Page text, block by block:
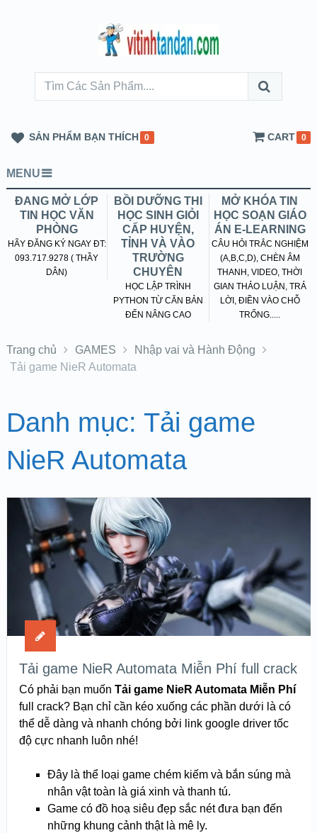
SẢN PHẨM BẠN THÍCH 0 CART 0
MENU
ĐANG MỞ LỚP
TIN HỌC VĂN
PHÒNG
HÃY ĐĂNG KÝ NGAY ĐT:
093.717.9278 ( THẦY
DÂN)
BỒI DƯỠNG THI
HỌC SINH GIỎI
CẤP HUYỆN,
TỈNH VÀ VÀO
TRƯỜNG
CHUYÊN
HỌC LẬP TRÌNH
PYTHON TỪ CĂN BẢN
ĐẾN NÂNG CAO
MỞ KHÓA TIN
HỌC SOẠN GIÁO
ÁN E-LEARNING
CÂU HỎI TRẮC NGHIỆM
(A,B,C,D), CHÈN ÂM
THANH, VIDEO, THỜI
GIAN THẢO LUẬN, TRẢ
LỜI, ĐIỀN VÀO CHỖ
TRỐNG.....
Trang chủ GAMES
Nhập vai và Hành Động
Tải game NieR Automata
Danh mục: Tải game
NieR Automata
Tải game NieR Automata Miễn Phí full crack
Có phải bạn muốn Tải game NieR Automata Miễn Phí
full crack? Bạn chỉ cần kéo xuống các phần dưới là có
thể dễ dàng và nhanh chóng bởi link google driver tốc
độ cực nhanh luôn nhé!
Đây là thể loại game chém kiếm và bắn súng mà
nhân vật toàn là giá xinh và thanh tú.
Game có đồ hoạ siêu đẹp sắc nét đưa bạn đến
những khung cảnh thật là mê ly.